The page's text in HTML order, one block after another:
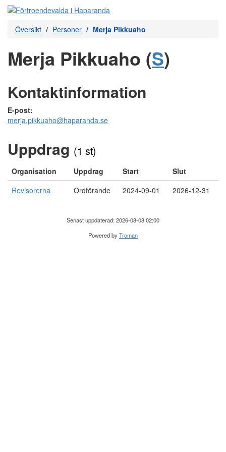
Översikt Personer Merja Pikkuaho
Merja Pikkuaho (S)
Kontaktinformation
E-post:
merja.pikkuaho@haparanda.se
Uppdrag (1 st)
Organisation Uppdrag Start
Slut
Revisorerna
Ordförande 2024-09-01 2026-12-31
Senast uppdaterad: 2026-08-08 02:00
Powered byTroman